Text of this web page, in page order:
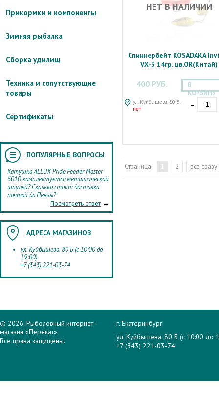
Прикормки и компоненты
Зимняя рыбалка
Сборка удилищ
Техника и сопутствующие
товары
Сертификаты
ПОПУЛЯРНЫЕ ВОПРОСЫ
Катушка ALLUX Pride Feeder Master
6010 комплектуется металлической
шпулей? Сколько стоит доставка
почтой до Пензы?
Посмотреть ответ →
АДРЕСА МАГАЗИНОВ
ул. Куйбышева, 80 Б (с 10:00 до
19:00)
+7 (343) 221-03-74
НЕТ В НАЛИЧИИ
Спиннербейт KOSADAKA
VX-3 14гр. цв.OR(Китай)
400 РУБ.
ул. Куйбышева, 80 Б:
нет
В
КОРЗИНУ
-
Страница: 1 2 все сразу
© 2026. Рыболовный интернет-
магазин «Перекат».
Все права защищены.
г. Екатеринбург
ул. Куйбышева, 80 Б (с 10:00 до
+7 (343) 221-03-74